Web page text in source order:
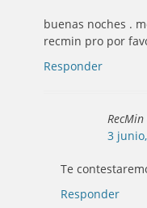
buenas noches .
recmin pro por
Responder
RecMin
3
Te
Responder